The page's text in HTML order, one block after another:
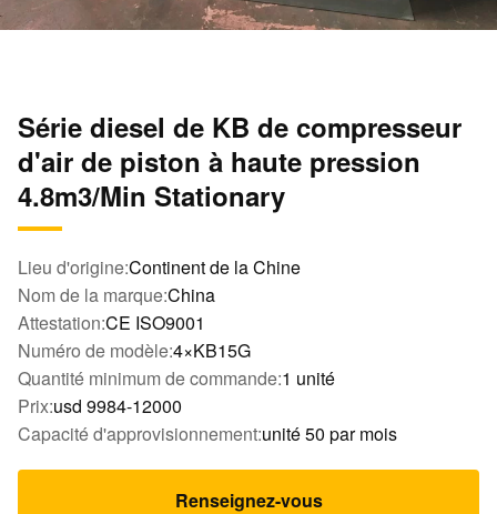
Série diesel de KB de compresseur
d'air de piston à haute pression
4.8m3/Min Stationary
Lieu d'origine:Continent de la Chine
Nom de la marque:China
Attestation:CE ISO9001
Numéro de modèle:4×KB15G
Quantité minimum de commande:1 unité
Prix:usd 9984-12000
Capacité d'approvisionnement:unité 50 par mois
Renseignez-vous